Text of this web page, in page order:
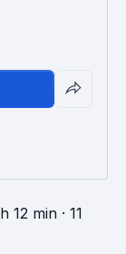
h 12 min · 11